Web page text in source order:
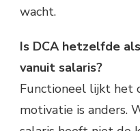
wacht.
Is DCA hetzelfde
vanuit salaris?
Functioneel lijkt het
motivatie is anders.